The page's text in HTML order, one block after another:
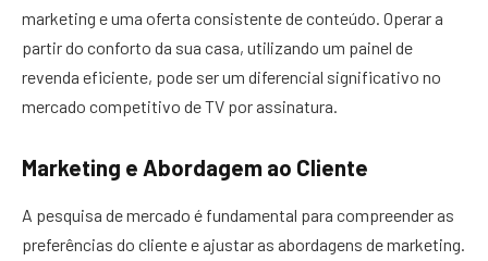
marketing e uma oferta consistente de conteúdo. Operar a
partir do conforto da sua casa, utilizando um painel de
revenda eficiente, pode ser um diferencial significativo no
mercado competitivo de TV por assinatura.
Marketing e Abordagem ao Cliente
A pesquisa de mercado é fundamental para compreender as
preferências do cliente e ajustar as abordagens de marketing.